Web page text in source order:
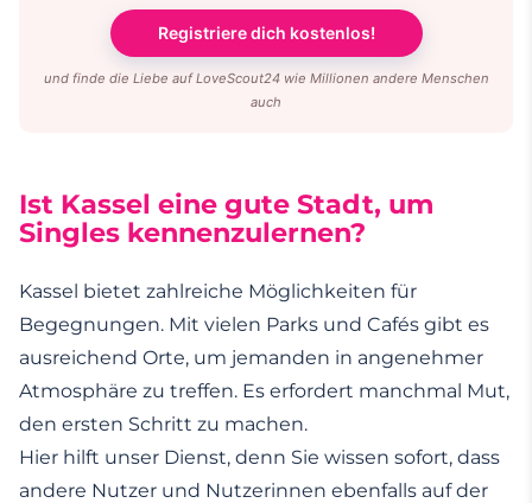
Registriere dich kostenlos!
und finde die Liebe auf LoveScout24 wie Millionen andere Menschen
auch
Ist Kassel eine gute Stadt, um
Singles kennenzulernen?
Kassel bietet zahlreiche Möglichkeiten für
Begegnungen. Mit vielen Parks und Cafés gibt es
ausreichend Orte, um jemanden in angenehmer
Atmosphäre zu treffen. Es erfordert manchmal Mut,
den ersten Schritt zu machen.
Hier hilft unser Dienst, denn Sie wissen sofort, dass
andere Nutzer und Nutzerinnen ebenfalls auf der